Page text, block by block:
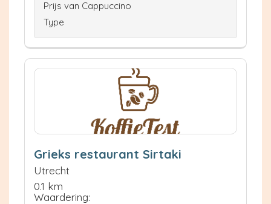
Prijs van Cappuccino
Type
Grieks restaurant Sirtaki
Utrecht
0.1 km
Waardering: